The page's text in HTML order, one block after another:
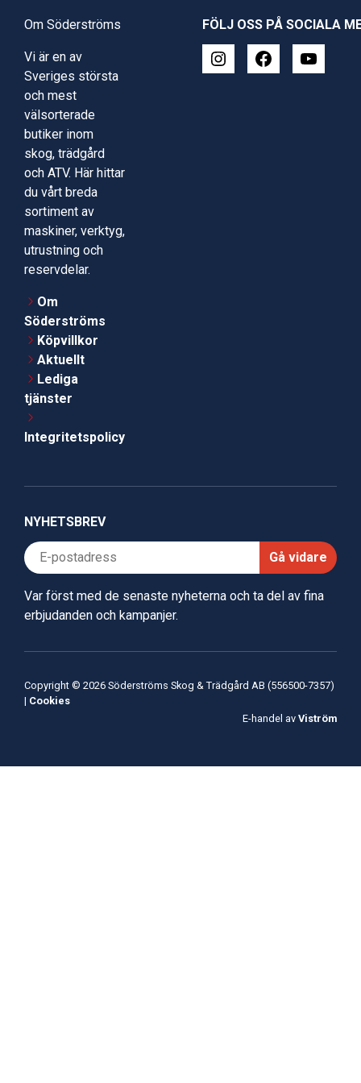
Om Söderströms
Vi är en av
Sveriges största
och mest
välsorterade
butiker inom
skog, trädgård
och ATV. Här hittar
du vårt breda
sortiment av
maskiner, verktyg,
utrustning och
reservdelar.
Om
Söderströms
Köpvillkor
Aktuellt
Lediga
tjänster
Integritetspolicy
FÖLJ OSS PÅ SOCIALA
NYHETSBREV
Gå vidare
Var först med de senaste nyheterna och ta del av fina
erbjudanden och kampanjer.
Copyright © 2026 Söderströms Skog & Trädgård AB (556500-7357)
| Cookies
E-handel av Viström